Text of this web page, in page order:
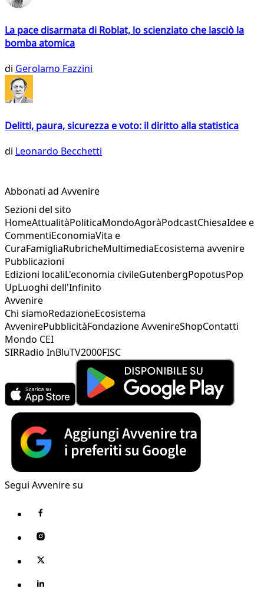
La pace disarmata di Roblat, lo scienziato che lasciò la
bomba atomica
di Gerolamo Fazzini
Delitti, paura, sicurezza e voto: il diritto alla statistica
di Leonardo Becchetti
Abbonati ad Avvenire
Sezioni del sito
HomeAttualitàPoliticaMondoAgoràPodcastChiesaIdee e
CommentiEconomiaVita e
CuraFamigliaRubricheMultimediaEcosistema avvenire
Pubblicazioni
Edizioni localiL'economia civileGutenbergPopotusPop
UpLuoghi dell'Infinito
Avvenire
Chi siamoRedazioneEcosistema
AvvenirePubblicitàFondazione AvvenireShopContatti
Mondo CEI
SIRRadio InBluTV2000FISC
Segui Avvenire su